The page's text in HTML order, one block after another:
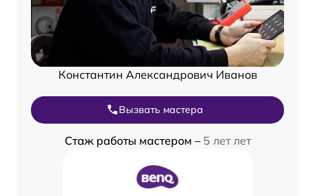
Константин Александрович Иванов
Вызвать мастера
Стаж работы мастером – 5 лет лет